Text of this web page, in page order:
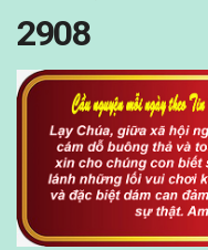
2908